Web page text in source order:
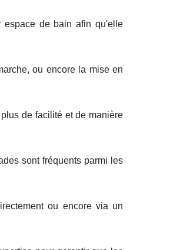
espace de bain afin qu'elle
ou encore la mise en
de facilité et de manière
sont fréquents parmi les
ou encore via un